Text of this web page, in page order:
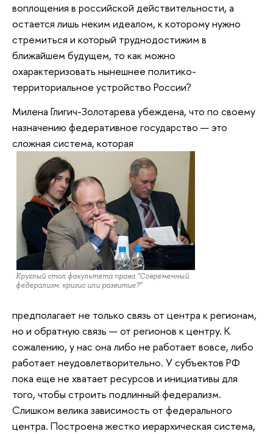
воплощения в российской действительности, а
остается лишь неким идеалом, к которому нужно
стремиться и который труднодостижим в
ближайшем будущем, то как можно
охарактеризовать нынешнее политико-
территориальное устройство России?
Милена Глигич-Золотарева убеждена, что по своему
назначению федеративное государство — это
сложная система, которая
Круглый стол факультета права "Современный
федерализм: кризис или развитие?"
предполагает не только связь от центра к регионам,
но и обратную связь — от регионов к центру. К
сожалению, у нас она либо не работает вовсе, либо
работает неудовлетворительно. У субъектов РФ
пока еще не хватает ресурсов и инициативы для
того, чтобы строить подлинный федерализм.
Слишком велика зависимость от федерального
центра. Построена жестко иерархическая система,